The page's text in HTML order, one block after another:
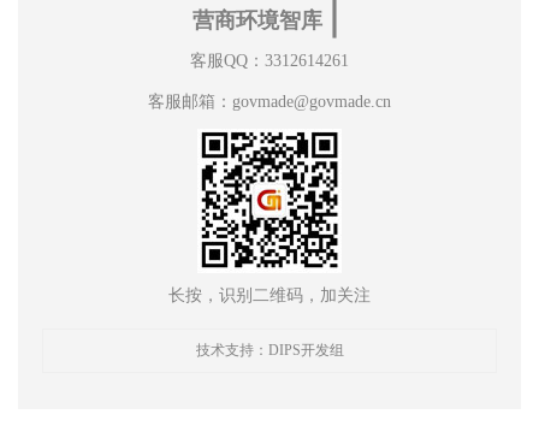
营商环境智库
客服QQ：3312614261
客服邮箱：govmade@govmade.cn
长按，识别二维码，加关注
技术支持：DIPS开发组